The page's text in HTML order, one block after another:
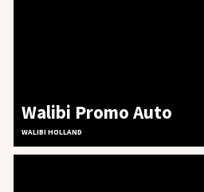
Walibi Promo Auto
WALIBI HOLLAND